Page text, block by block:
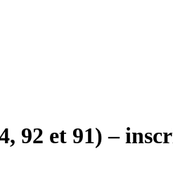
92 et 91) –